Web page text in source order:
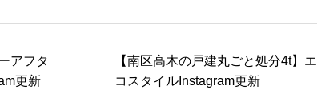
アフタ
更新
【南区高木の戸建丸ごと処分4t】エ
コスタイルInstagram更新